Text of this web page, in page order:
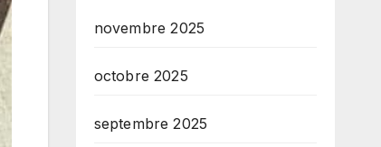
novembre 2025
octobre 2025
septembre 2025